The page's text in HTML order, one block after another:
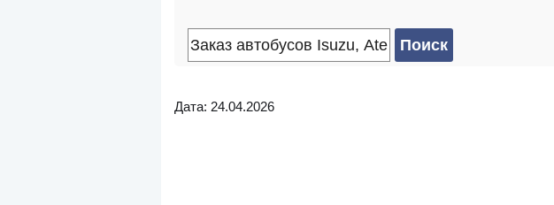
Дата: 24.04.2026